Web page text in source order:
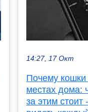
14:27, 17 Окт
Почему кошки
местах дома:
за этим стоит